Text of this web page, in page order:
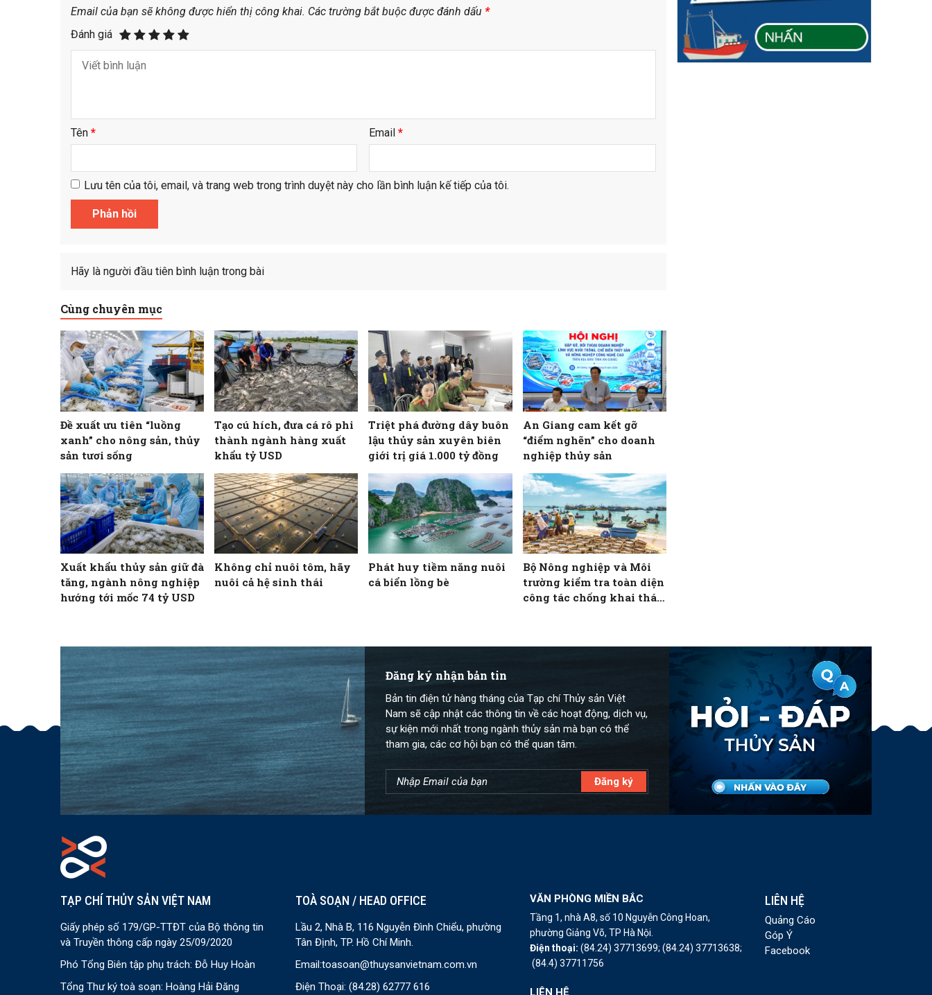
Email của bạn sẽ không được hiển thị công khai. Các trường bắt buộc được đánh dấu *
Đánh giá
Tên * Email*
Lưu tên của tôi, email, và trang web trong trình duyệt này cho lần bình luận kế tiếp của tôi.
Hãy là người đầu tiên bình luận trong bài
Cùng chuyên mục
Đề xuất ưu tiên “luồng
xanh” cho nông sản, thủy
sản tươi sống
Tạo cú hích, đưa cá rô phi
thành ngành hàng xuất
khẩu tỷ USD
Triệt phá đường dây buôn
lậu thủy sản xuyên biên
giới trị giá 1.000 tỷ đồng
An Giang cam kết gỡ
“điểm nghẽn” cho doanh
nghiệp thủy sản
Xuất khẩu thủy sản giữ đà
tăng, ngành nông nghiệp
hướng tới mốc 74 tỷ USD
Không chỉ nuôi tôm, hãy
nuôi cả hệ sinh thái
Phát huy tiềm năng nuôi
cá biển lồng bè
Bộ Nông nghiệp và Môi
trường kiểm tra toàn diện
công tác chống khai thác
Đăng ký nhận bản tin
Bản tin điện tử hàng tháng của Tạp chí Thủy sản Việt
Nam sẽ cập nhật các thông tin về các hoạt động, dịch vụ,
sự kiện mới nhất trong ngành thủy sản mà bạn có thể
tham gia, các cơ hội bạn có thể quan tâm.
TẠP CHÍ THỦY SẢN VIỆT NAM
Giấy phép số 179/GP-TTĐT của Bộ thông tin
và Truyền thông cấp ngày 25/09/2020
Phó Tổng Biên tập phụ trách: Đỗ Huy Hoàn
Tổng Thư ký toà soạn: Hoàng Hải Đăng
TOÀ SOẠN / HEAD OFFICE
Lầu 2, Nhà B, 116 Nguyễn Đình Chiểu, phường
Tân Định, TP. Hồ Chí Minh.
Email:toasoan@thuysanvietnam.com.vn
Điện Thoại: (84.28) 62777 616
VĂN PHÒNG MIỀN BẮC
Tầng 1, nhà A8, số 10 Nguyễn Công Hoan,
phường Giảng Võ, TP Hà Nội.
Điện thoại:(84.24) 37713699;(84.24) 37713638;
(84.4) 37711756
LIÊN HỆ
LIÊN HỆ
Quảng Cáo
Góp Ý
Facebook